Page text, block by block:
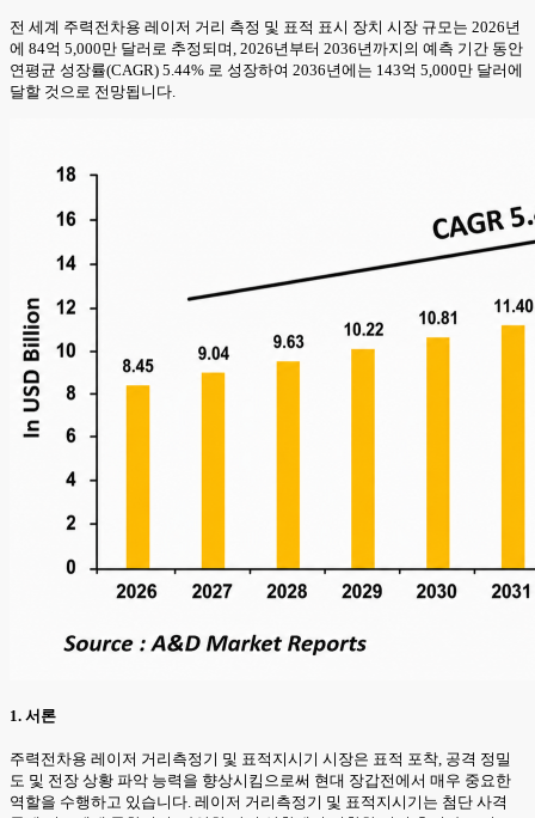
전 세계 주력전차용 레이저 거리 측정 및 표적 표시 장치 시장 규모는 2026년
에 84억 5,000만 달러로 추정되며, 2026년부터 2036년까지의 예측 기간 동안
연평균 성장률(CAGR) 5.44% 로 성장하여 2036년에는 143억 5,000만 달러에
달할 것으로 전망됩니다.
1. 서론
주력전차용 레이저 거리측정기 및 표적지시기 시장은 표적 포착, 공격 정밀
도 및 전장 상황 파악 능력을 향상시킴으로써 현대 장갑전에서 매우 중요한
역할을 수행하고 있습니다. 레이저 거리측정기 및 표적지시기는 첨단 사격